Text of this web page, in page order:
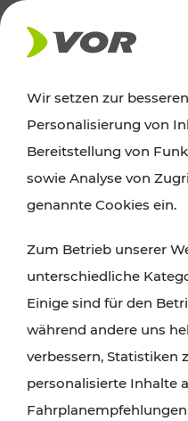
AKTUELLES
Ausflugstipps
Wien, Niederösterreich
Wanderungen, Kultur
Radtouren oder purer
Attraktionen sind mit
Angeboten des VOR
Wir setzen zur
Personalisierung von
Bereitstellung von
sowie Analyse von
genannte Cookies ein.
Zum Betrieb unserer
unterschiedliche
Einige sind für den
während andere uns
verbessern, Statistiken
personalisierte Inhalte